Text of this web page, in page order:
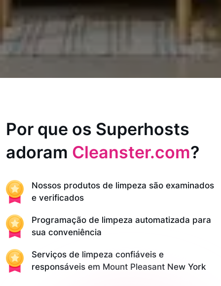
Por que os Superhosts
adoram Cleanster.com?
Nossos produtos de limpeza são examinados
e verificados
Programação de limpeza automatizada para
sua conveniência
Serviços de limpeza confiáveis e
responsáveis em Mount Pleasant New York